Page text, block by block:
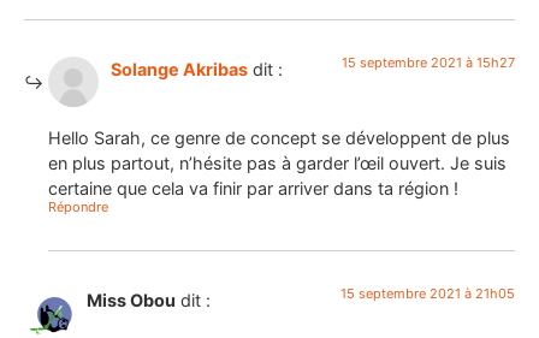
Solange Akribas dit : 15 septembre 2021 à 15h27
Hello Sarah, ce genre de concept se développent de plus
en plus partout, n’hésite pas à garder l’œil ouvert. Je suis
certaine que cela va finir par arriver dans ta région !
Répondre
Miss Obou dit : 15 septembre 2021 à 21h05